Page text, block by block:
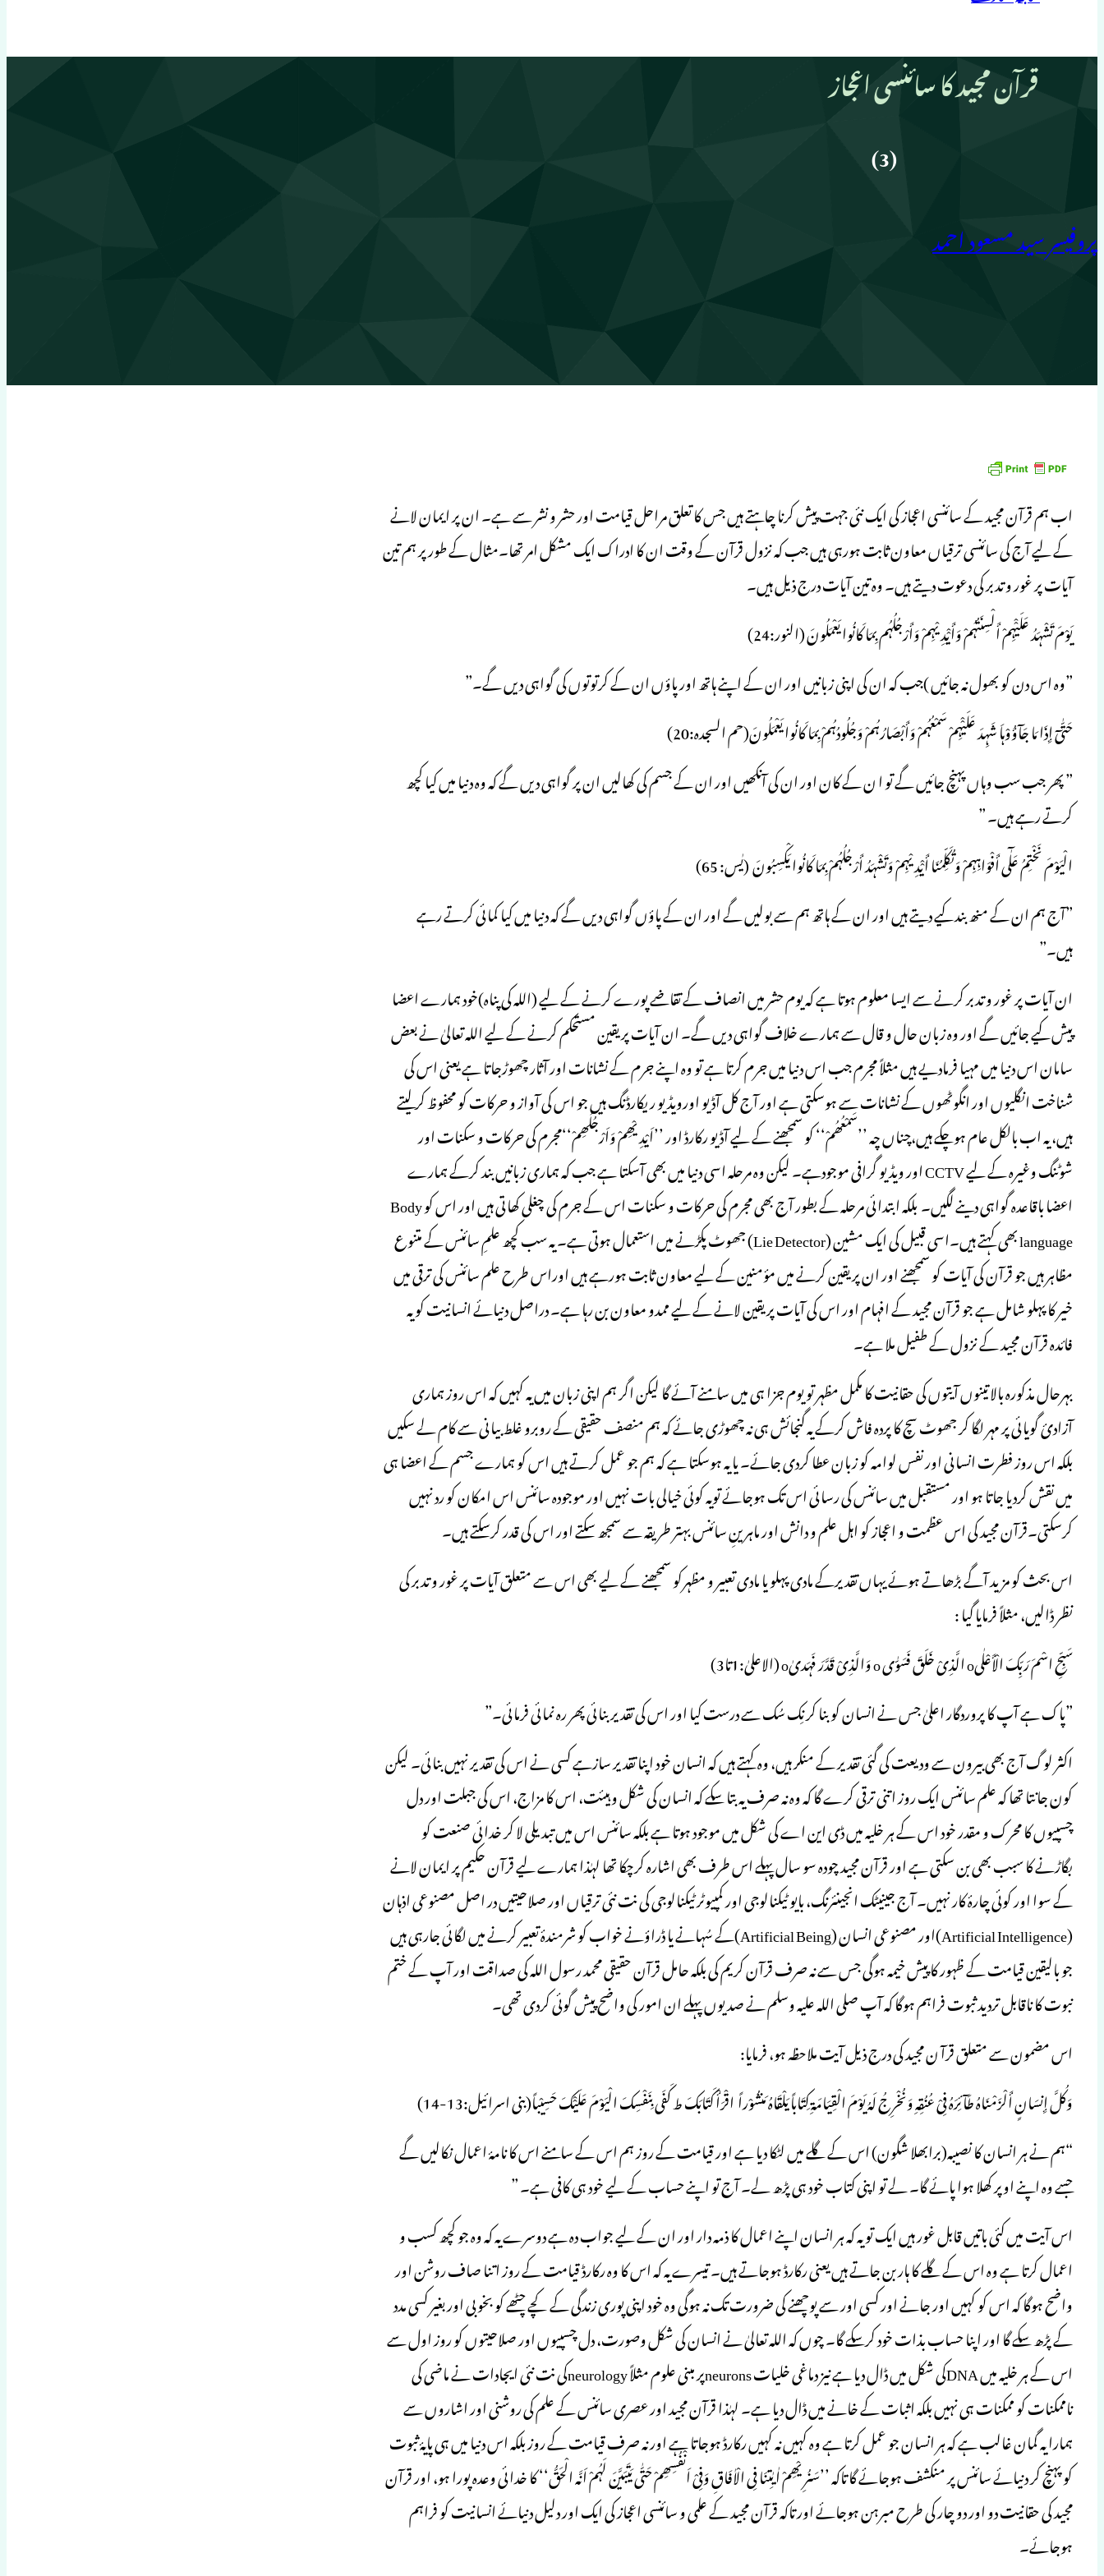
قرآن مجید کا سائنسی اعجاز
(3)
پروفیسر سید مسعود احمد
اب ہم قرآن مجید کے سائنسی اعجاز کی ایک نئی جہت پیش کرنا چاہتے ہیں جس کا تعلق مراحل قیامت اور حشر و نشر سے ہے۔ ان پر ایمان لانے
کے لیے آج کی سائنسی ترقیاں معاون ثابت ہورہی ہیں جب کہ نزول قرآن کے وقت ان کا ادراک ایک مشکل امر تھا۔مثال کے طور پر ہم تین
آیات پر غور و تدبر کی دعوت دیتے ہیں۔ وہ تین آیات درج ذیل ہیں۔
یَوْمَ تَشْہَدُ عَلَیْْہِمْ أَلْسِنَتُہُمْ وَأَیْْدِیْہِمْ وَأَرْجُلُہُم بِمَا کَانُوا یَعْمَلُونَ (النور:24)
”وہ اس دن کو بھول نہ جائیں )جب کہ ان کی اپنی زبانیں اور ان کے اپنے ہاتھ اور پاؤں ان کے کرتوتوں کی گواہی دیں گے۔”
حَتّٰیٓ إِذَا مَا جَآؤُوْہَا شَہِدَ عَلَیْْہِمْ سَمْعُہُمْ وَأَبْصَارُہُمْ وَجُلُودُہُمْ بِمَا کَانُوا یَعْمَلُونَ(حم السجدہ:20)
” پھر جب سب وہاں پہنچ جائیں گے تو ا ن کے کان اور ان کی آنکھیں اور ان کے جسم کی کھالیں ان پر گواہی دیں گے کہ وہ دنیا میں کیا کچھ
کرتے رہے ہیں۔ ”
الْیَوْمَ نَخْتِمُ عَلٰٓی أَفْوَاہِہِمْ وَتُکَلِّمُنَا أَیْْدِیْہِمْ وَتَشْہَدُ أَرْجُلُہُمْ بِمَا کَانُوا یَکْسِبُونَ (یٰس: 65)
”آج ہم ان کے منھ بند کیے دیتے ہیں اور ان کے ہاتھ ہم سے بولیں گے اور ان کے پاؤں گواہی دیں گے کہ دنیا میں کیا کمائی کرتے رہے
ہیں۔”
ان آیات پر غور و تدبر کرنے سے ایسا معلوم ہوتا ہے کہ یوم حشر میں انصاف کے تقاضے پورے کرنے کے لیے (اللہ کی پناہ)خود ہمارے اعضا
پیش کیے جائیں گے اور وہ زبان حال و قال سے ہمارے خلاف گواہی دیں گے۔ ان آیات پر یقین مستحکم کرنے کے لیے اللہ تعالیٰ نے بعض
سامان اس دنیا میں مہیا فرمادیے ہیں مثلاً مجرم جب اس دنیا میں جرم کرتا ہے تو وہ اپنے جرم کے نشانات اور آثار چھوڑجاتا ہے یعنی اس کی
شناخت انگلیوں اور انگوٹھوں کے نشانات سے ہوسکتی ہے اور آج کل آڈیو اورویڈیو ریکارڈنگ ہیں جو اس کی آواز و حرکات کو محفوظ کرلیتے
ہیں، یہ اب بالکل عام ہوچکے ہیں،چناں چہ ’’سَمْعُھُمْ‘‘ کو سمجھنے کے لیے آڈیو رکارڈ اور ’’اَیْدِیْھِمْ وَاَرْجُلُھِمْ‘‘مجرم کی حرکات و سکنات اور
شوٹنگ وغیرہ کے لیے CCTV اور ویڈیو گرافی موجودہے۔ لیکن وہ مرحلہ اسی دنیا میں بھی آسکتا ہے جب کہ ہماری زبانیں بند کرکے ہمارے
اعضا باقاعدہ گواہی دینے لگیں۔ بلکہ ابتدائی مرحلہ کے بطور آج بھی مجرم کی حرکات و سکنات اس کے جرم کی چغلی کھاتی ہیں اور اس کو Body
language بھی کہتے ہیں۔اسی قبیل کی ایک مشین (Lie Detector) جھوٹ پکڑنے میں استعمال ہوتی ہے۔ یہ سب کچھ علمِ سائنس کے متنوع
مظاہر ہیں جو قرآن کی آیات کو سمجھنے اور ان پر یقین کرنے میں مؤمنین کے لیے معاون ثابت ہورہے ہیں اوراس طرح علم سائنس کی ترقی میں
خیر کا پہلو شامل ہے جو قرآن مجید کے افہام اور اس کی آیات پر یقین لانے کے لیے ممدو معاون بن رہا ہے۔ دراصل دنیائے انسانیت کو یہ
فائدہ قرآن مجید کے نزول کے طفیل ملا ہے۔
بہرحال مذکورہ بالا تینوں آیتوں کی حقانیت کا مکمل مظہر تو یوم جزا ہی میں سامنے آئے گا لیکن اگر ہم اپنی زبان میں یہ کہیں کہ اس روز ہماری
آزادیٔ گویائی پر مہر لگا کر جھوٹ سچ کا پردہ فاش کرکے یہ گنجائش ہی نہ چھوڑی جائے کہ ہم منصف حقیقی کے روبرو غلط بیانی سے کام لے سکیں
بلکہ اس روز فطرت انسانی اور نفس لوامہ کو زبان عطا کردی جائے۔ یا یہ ہوسکتا ہے کہ ہم جو عمل کرتے ہیں اس کو ہمارے جسم کے اعضا ہی
میں نقش کردیا جاتا ہو اور مستقبل میں سائنس کی رسائی اس تک ہوجائے تویہ کوئی خیالی بات نہیں اور موجودہ سائنس اس امکان کو رد نہیں
کرسکتی۔قرآن مجید کی اس عظمت و اعجاز کو اہل علم و دانش اور ماہرینِ سائنس بہتر طریقہ سے سمجھ سکتے اور اس کی قدر کرسکتے ہیں۔
اس بحث کو مزید آگے بڑھاتے ہوئے یہاں تقدیرکے مادی پہلو یا مادی تعبیر و مظہرکو سمجھنے کے لیے بھی اس سے متعلق آیات پر غور و تدبر کی
نظر ڈالیں، مثلاً فرمایا گیا :
سَبِّحِ اسْمَ رَبِّکَ الْأَعْلٰیo الَّذِیْ خَلَقَ فَسَوّٰی o وَالَّذِیْ قَدَّرَ فَہَدیٰo (الاعلیٰ:1تا3)
”پاک ہے آپ کا پروردگار اعلیٰ جس نے انسان کوبنا کر نِک سُک سے درست کیا اور اس کی تقدیر بنائی پھر رہ نمائی فرمائی۔”
اکثر لوگ آج بھی بیرون سے ودیعت کی گئی تقدیر کے منکر ہیں، وہ کہتے ہیں کہ انسان خود اپنا تقدیر سازہے کسی نے اس کی تقدیر نہیں بنائی۔ لیکن
کون جانتا تھا کہ علم سائنس ایک روز اتنی ترقی کرے گا کہ وہ نہ صرف یہ بتا سکے کہ انسان کی شکل و ہیئت، اس کا مزاج، اس کی جبلت اور دل
چسپیوں کا محرک و مقدر خود اس کے ہر خلیہ میں ڈی این اے کی شکل میں موجود ہوتا ہے بلکہ سائنس اس میں تبدیلی لا کر خدائی صنعت کو
بگاڑنے کا سبب بھی بن سکتی ہے اور قرآن مجید چودہ سو سال پہلے اس طرف بھی اشارہ کرچکا تھا لہٰذا ہمارے لیے قرآن حکیم پر ایمان لانے
کے سوا اور کوئی چارۂ کار نہیں۔ آج جینیٹک انجینئرنگ، بایو ٹیکنالوجی اور کمپیوٹر ٹیکنالوجی کی نت نئی ترقیاں اور صلاحیتیں در اصل مصنوعی اذہان
(Artificial Intelligence)اور مصنوعی انسان (Artificial Being)کے سُہانے یا ڈراؤنے خواب کو شرمندۂ تعبیر کرنے میں لگائی جارہی ہیں
جو بالیقین قیامت کے ظہور کا پیش خیمہ ہوگی جس سے نہ صرف قرآن کریم کی بلکہ حامل قرآن حقیقی محمد رسول اللہ کی صداقت اور آپ کے ختم
نبوت کا ناقابل تردید ثبوت فراہم ہوگا کہ آپ صلی اللہ علیہ وسلم نے صدیوں پہلے ان امور کی واضح پیش گوئی کردی تھی۔
اس مضمون سے متعلق قرآ ن مجید کی درج ذیل آیت ملاحظہ ہو، فرمایا:
وَکُلَّ إِنسَانٍ أَلْزَمْنَاہُ طَآئِرَہُ فِیْ عُنُقِہِ وَنُخْرِجُ لَہُ یَوْمَ الْقِیَامَۃِ کِتَاباً یَلْقَاہُ مَنشُوْراً اقْرَأْ کَتَابَکَ ط کَفَی بِنَفْسِکَ الْیَوْمَ عَلَیْْکَ حَسِیْباً(بنی اسرائیل:13-14)
“ہم نے ہر انسان کا نصیبہ(برابھلا شگون) اس کے گلے میں لٹکا دیا ہے اور قیامت کے روز ہم اس کے سامنے اس کا نامۂ اعمال نکالیں گے
جسے وہ اپنے اوپر کھلا ہوا پائے گا۔ لے تو اپنی کتاب خود ہی پڑھ لے۔ آج تو اپنے حساب کے لیے خود ہی کافی ہے۔ ”
اس آیت میں کئی باتیں قابل غور ہیں ایک تو یہ کہ ہر انسان اپنے اعمال کا ذمہ دار اور ان کے لیے جواب دہ ہے دوسرے یہ کہ وہ جو کچھ کسب و
اعمال کرتا ہے وہ اس کے گلے کا ہار بن جاتے ہیں یعنی رکارڈ ہوجاتے ہیں۔ تیسرے یہ کہ اس کا وہ رکارڈ قیامت کے روز اتنا صاف روشن اور
واضح ہوگا کہ اس کو کہیں اور جانے اور کسی اور سے پوچھنے کی ضرورت تک نہ ہوگی وہ خود اپنی پوری زندگی کے کچے چٹھے کو بخوبی اور بغیر کسی مدد
کے پڑھ سکے گا اور اپنا حساب بذات خود کرسکے گا۔ چوں کہ اللہ تعالیٰ نے انسان کی شکل وصورت، دل چسپیوں اور صلاحیتوں کو روز اول سے
اس کے ہر خلیہ میں DNAکی شکل میں ڈال دیا ہے نیز دماغی خلیات neuronsپر مبنی علوم مثلاً neurologyکی نت نئی ایجادات نے ماضی کی
ناممکنات کو ممکنات ہی نہیں بلکہ اثبات کے خانے میں ڈال دیا ہے۔ لہٰذا قرآن مجید اور عصری سائنس کے علم کی روشنی اور اشاروں سے
ہمارا یہ گمان غالب ہے کہ ہر انسان جو عمل کرتا ہے وہ کہیں نہ کہیں رکارڈ ہوجاتا ہے اور نہ صرف قیامت کے روز بلکہ اس دنیا میں ہی پایۂ ثبوت
کو پہنچ کر دنیائے سائنس پر منکشف ہوجائے گا تاکہ ’’سَنُرِیْھِمْ اٰیٰتِنَا فِی الْاٰفَاقِ وَفِیْ اَنْفُسِھِمْ حَتّٰی یَتَبَیَّنَ لَہُمْ اَنَّہ الْحَقُّ‘‘ کا خدائی وعدہ پورا ہو، اور قرآن
مجید کی حقانیت دو اور دو چار کی طرح مبرہن ہوجائے اور تاکہ قرآن مجید کے علمی و سائنسی اعجاز کی ایک اور دلیل دنیائے انسانیت کو فراہم
ہوجائے۔